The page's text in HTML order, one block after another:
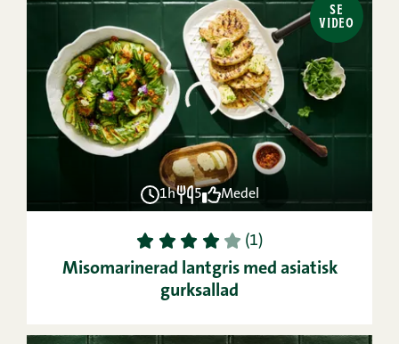
SE
VIDEO
1h 5 Medel
1 2 3 4 5 (1)
Misomarinerad lantgris med asiatisk
gurksallad